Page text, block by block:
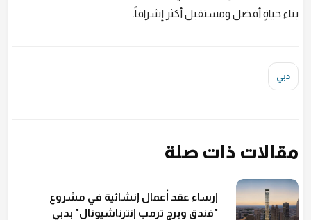
بناء حياةٍ أفضل ومستقبل أكثر إشراقاً.
دبي
مقالات ذات صلة
إرساء عقد أعمال إنشائية في مشروع
"فندق وبرج ترمب إنترناشيونال" بدبي